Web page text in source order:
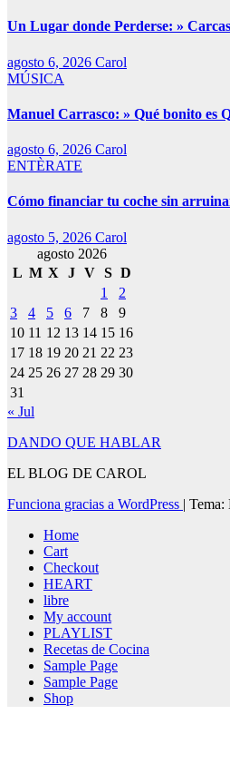
Un Lugar donde Perderse: »
agosto 6, 2026 Carol
MÚSICA
Manuel Carrasco: » Qué bonito es
agosto 6, 2026 Carol
ENTÈRATE
Cómo financiar tu coche sin
agosto 5, 2026 Carol
agosto 2026
L M X J V S D
1
2
3
4 5 6 7 8
9
10 11 12 13 14 15 16
17 18 19 20 21 22 23
24 25 26 27 28 29 30
31
« Jul
DANDO QUE HABLAR
EL BLOG DE CAROL
Funciona gracias a WordPress | Tema:
Home
Cart
Checkout
HEART
libre
My account
PLAYLIST
Recetas de Cocina
Sample Page
Sample Page
Shop